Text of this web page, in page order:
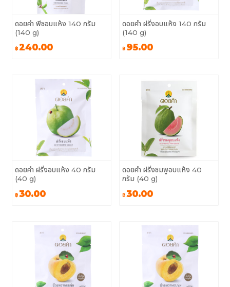
ดอยคำ พีชอบแห้ง 140 กรัม
(140 g)
฿240.00
ดอยคำ ฝรั่งอบแห้ง 140 กรัม
(140 g)
฿ 95.00
ดอยคำ ฝรั่งอบแห้ง 40 กรัม
(40 g)
฿30.00
ดอยคำ ฝรั่งชมพูอบแห้ง 40
กรัม (40 g)
฿30.00